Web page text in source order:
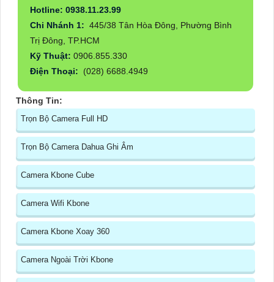
Hotline: 0938.11.23.99
Chi Nhánh 1: 445/38 Tân Hòa Đông, Phường Bình
Trị Đông, TP.HCM
Kỹ Thuật: 0906.855.330
Điện Thoại:
(028) 6688.4949
Thông Tin:
Trọn Bộ Camera Full HD
Trọn Bộ Camera Dahua Ghi Âm
Camera Kbone Cube
Camera Wifi Kbone
Camera Kbone Xoay 360
Camera Ngoài Trời Kbone